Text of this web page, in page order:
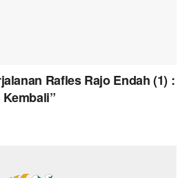
Rafles Rajo Endah (1) :